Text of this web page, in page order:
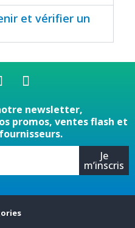
et vérifier un
newsletter,
promos, ventes flash et
Je
m’inscris